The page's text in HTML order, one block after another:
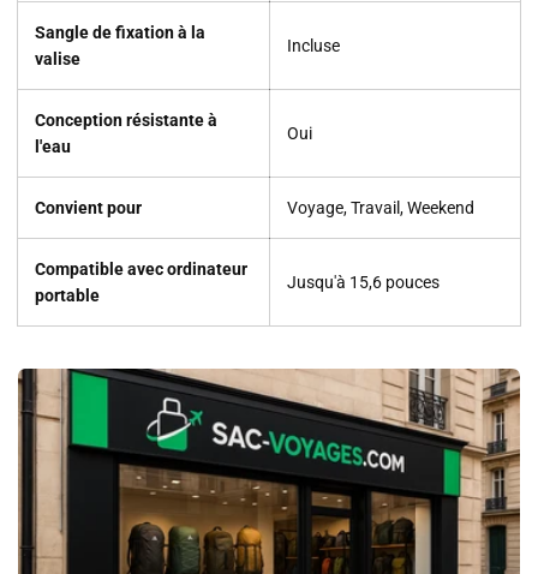
Sangle de fixation à la
valise
Incluse
Conception résistante à
l'eau
Oui
Convient pour Voyage, Travail, Weekend
Compatible avec ordinateur
portable
Jusqu'à 15,6 pouces